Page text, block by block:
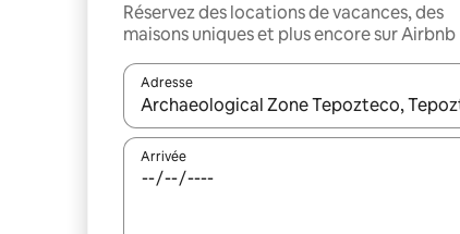
Réservez des locations de vacances, des
maisons uniques et plus encore sur Airbnb
Adresse
Lorsque les résultats s'affichent, utilisez les
Arrivée